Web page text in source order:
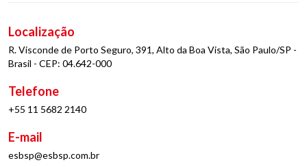
Localização
R. Visconde de Porto Seguro, 391, Alto da Boa Vista, São Paulo/SP -
Brasil - CEP: 04.642-000
Telefone
+55 11 5682 2140
E-mail
esbsp@esbsp.com.br